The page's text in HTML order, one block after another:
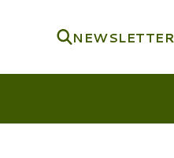
NEWSLETTER